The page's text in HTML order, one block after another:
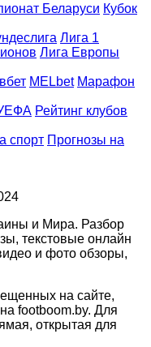
Беларуси Кубок
Лига 1
Лига Европы
MELbet Марафон
Рейтинг клубов
спорт Прогнозы на
и Мира. Разбор
текстовые онлайн
и фото обзоры,
на сайте,
footboom.by. Для
открытая для